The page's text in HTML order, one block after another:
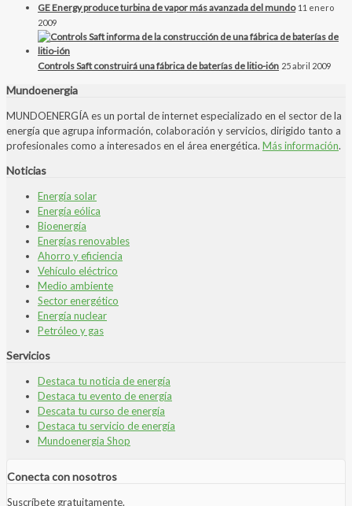
GE Energy produce turbina de vapor más avanzada del mundo 11 enero
2009
Controls Saft construirá una fábrica de baterías de litio-ión 25 abril 2009
Mundoenergia
MUNDOENERGÍA es un portal de internet especializado en el sector de la
energía que agrupa información, colaboración y servicios, dirigido tanto a
profesionales como a interesados en el área energética. Más información.
Noticias
Energía solar
Energía eólica
Bioenergía
Energías renovables
Ahorro y eficiencia
Vehículo eléctrico
Medio ambiente
Sector energético
Energía nuclear
Petróleo y gas
Servicios
Destaca tu noticia de energía
Destaca tu evento de energía
Descata tu curso de energía
Destaca tu servicio de energía
Mundoenergia Shop
Conecta con nosotros
Suscríbete gratuitamente.